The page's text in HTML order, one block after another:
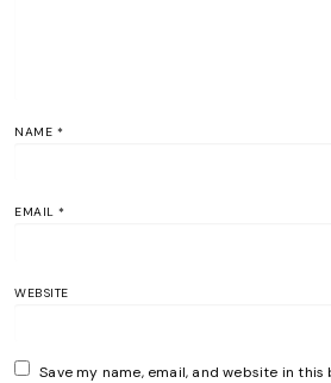
NAME *
EMAIL *
WEBSITE
Save my name, email, and website in